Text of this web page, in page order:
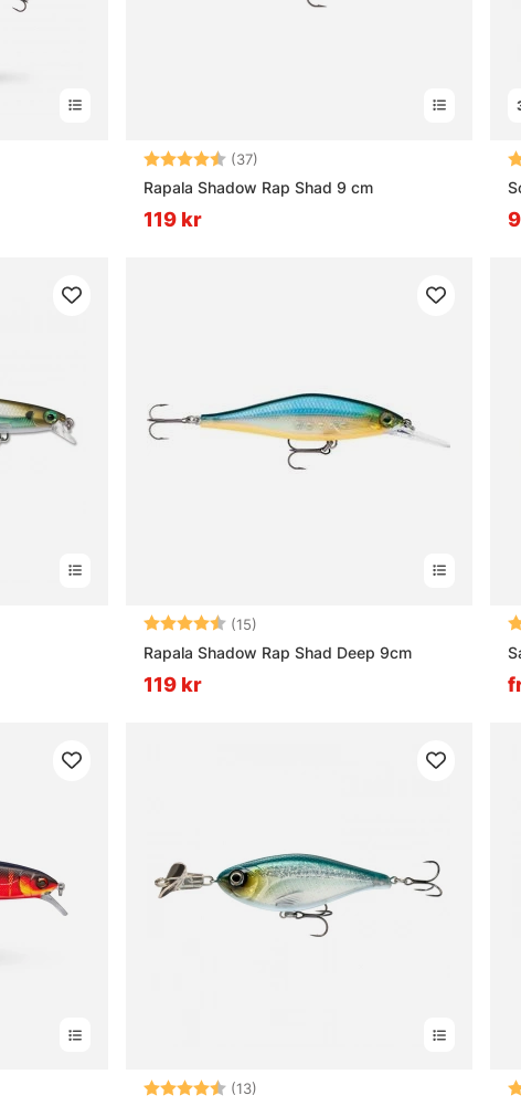
Betyg: (37)
Rapala Shadow Rap Shad 9 cm
119 kr
Betyg: (15)
Rapala Shadow Rap Shad Deep 9cm
119 kr
Betyg: (13)